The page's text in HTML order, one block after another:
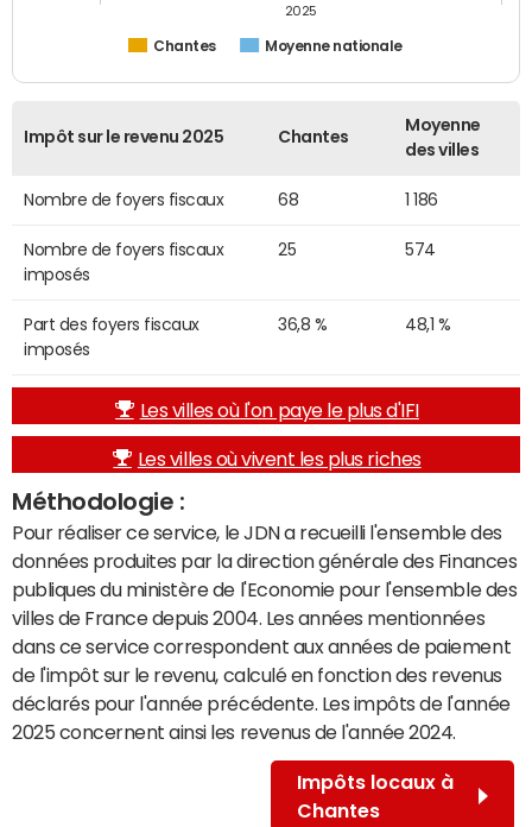
Chantes Moyenne nationale
2025
Impôt sur le revenu 2025 Chantes
Moyenne
des villes
Nombre de foyers fiscaux 68 1 186
Nombre de foyers fiscaux
imposés
25 574
Part des foyers fiscaux
imposés
36,8 % 48,1 %
Les villes où l'on paye le plus d'IFI
Les villes où vivent les plus riches
Méthodologie :
Pour réaliser ce service, le JDN a recueilli l'ensemble des
données produites par la direction générale des Finances
publiques du ministère de l'Economie pour l'ensemble des
villes de France depuis 2004. Les années mentionnées
dans ce service correspondent aux années de paiement
de l'impôt sur le revenu, calculé en fonction des revenus
déclarés pour l'année précédente. Les impôts de l'année
2025 concernent ainsi les revenus de l'année 2024.
Impôts locaux à
Chantes